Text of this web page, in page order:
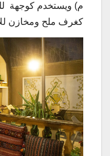
م) ويستخدم كوجهة
كغرف ملح ومخازن